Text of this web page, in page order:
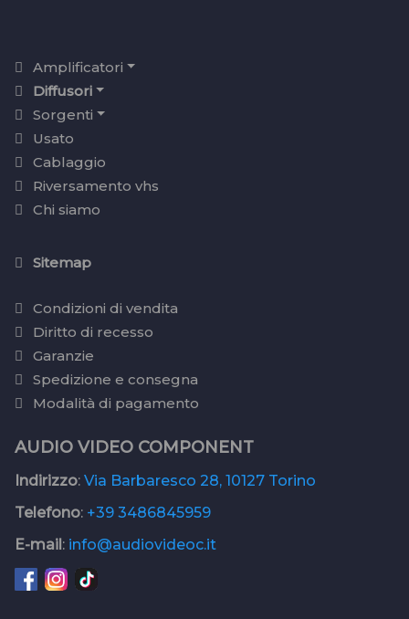
Amplificatori
Diffusori
Sorgenti
Usato
Cablaggio
Riversamento vhs
Chi siamo
Sitemap
Condizioni di vendita
Diritto di recesso
Garanzie
Spedizione e consegna
Modalità di pagamento
AUDIO VIDEO COMPONENT
Indirizzo: Via Barbaresco 28, 10127 Torino
Telefono: +39 3486845959
E-mail: info@audiovideoc.it